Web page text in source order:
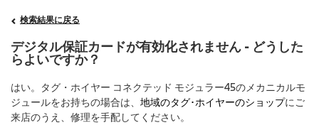
検索結果に戻る
デジタル保証カードが有効化されません - どうした
らよいですか？
はい。タグ・ホイヤー コネクテッド モジュラー45のメカニカルモ
ジュールをお持ちの場合は、 地域のタグ･ホイヤーのショップ にご
来店のうえ、修理を手配してください。